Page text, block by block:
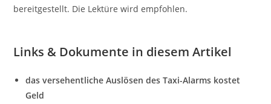
bereitgestellt. Die Lektüre wird empfohlen.
Links & Dokumente in diesem Artikel
das versehentliche Auslösen des Taxi-Alarms kostet
Geld